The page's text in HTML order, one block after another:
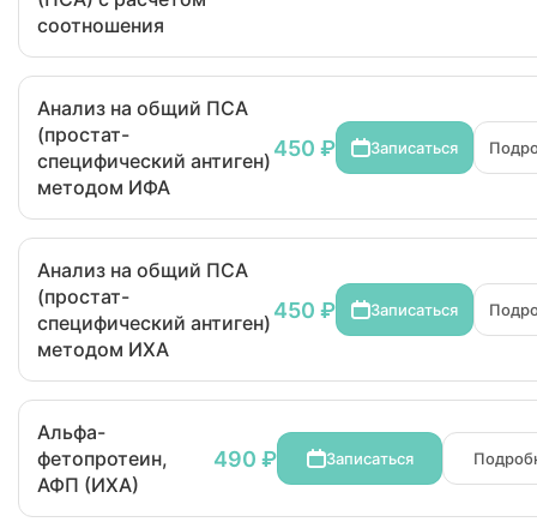
соотношения
Анализ на общий ПСА
(простат-
специфический антиген)
методом ИФА
450 ₽ Записаться
Анализ на общий ПСА
(простат-
специфический антиген)
методом ИХА
450 ₽ Записаться
Альфа-
фетопротеин,
АФП (ИХА)
490 ₽ Записаться